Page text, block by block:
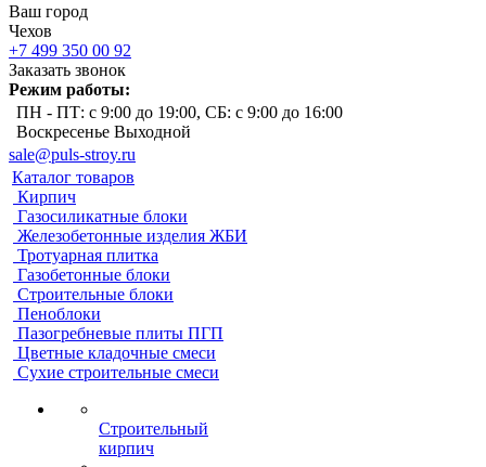
Ваш город
Чехов
+7 499 350 00 92
Заказать звонок
Режим работы:
ПН - ПТ: с 9:00 до 19:00, СБ: с 9:00 до 16:00
Воскресенье Выходной
sale@puls-stroy.ru
Каталог товаров
Кирпич
Газосиликатные блоки
Железобетонные изделия ЖБИ
Тротуарная плитка
Газобетонные блоки
Строительные блоки
Пеноблоки
Пазогребневые плиты ПГП
Цветные кладочные смеси
Сухие строительные смеси
Строительный
кирпич